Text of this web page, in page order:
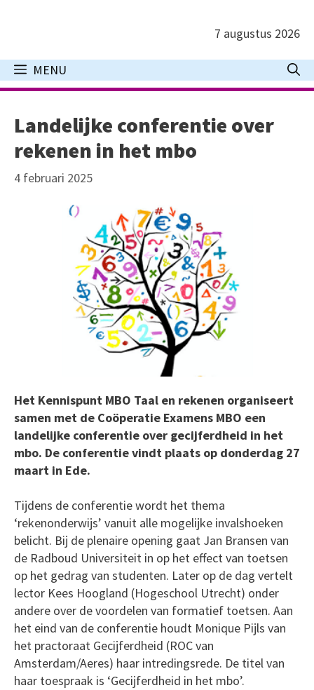
inhoud
7 augustus 2026
MENU
Landelijke conferentie over
rekenen in het mbo
4 februari 2025
Het Kennispunt MBO Taal en rekenen organiseert
samen met de Coöperatie Examens MBO een
landelijke conferentie over gecijferdheid in het
mbo. De conferentie vindt plaats op donderdag 27
maart in Ede.
Tijdens de conferentie wordt het thema
‘rekenonderwijs’ vanuit alle mogelijke invalshoeken
belicht. Bij de plenaire opening gaat Jan Bransen van
de Radboud Universiteit in op het effect van toetsen
op het gedrag van studenten. Later op de dag vertelt
lector Kees Hoogland (Hogeschool Utrecht) onder
andere over de voordelen van formatief toetsen. Aan
het eind van de conferentie houdt Monique Pijls van
het practoraat Gecijferdheid (ROC van
Amsterdam/Aeres) haar intredingsrede. De titel van
haar toespraak is ‘Gecijferdheid in het mbo’.